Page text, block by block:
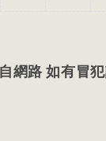
網路 如有冒